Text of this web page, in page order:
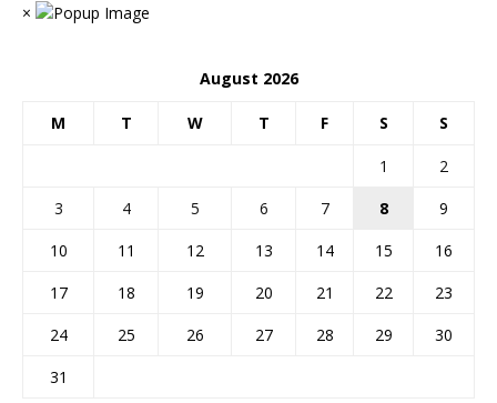
×
August 2026
M T W T F S S
1
2
3
4 5 6 7 8
9
10
11 12 13 14 15
16
17
18 19 20 21 22
23
24
25 26 27 28 29
30
31